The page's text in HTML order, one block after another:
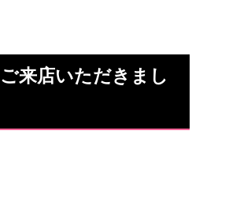
来店いただきまし